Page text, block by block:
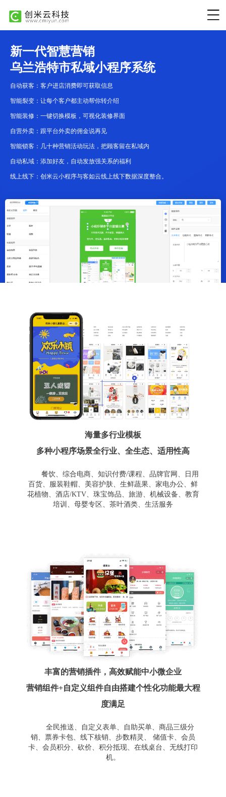
新一代智慧营销
乌兰浩特市私域小程序系统
自动获客：客户进店消费即可获取信息
智能裂变：让每个客户都主动帮你转介绍
智能装修：一键切换模板，可视化装修界面
自营外卖：跟平台外卖的佣金说再见
智能锁客：几十种营销活动玩法，把顾客留在私域内
自动私域：添加好友，自动发放强关系的福利
线上线下：创米云小程序与客如云线上线下数据深度整合。
海量多行业模板
多种小程序场景全行业、全生态、适用性高
餐饮、综合电商、知识付费/课程、品牌官网、日用
百货、服装鞋帽、美容护肤、生鲜蔬果、家电办公、鲜
花植物、酒店/KTV、珠宝饰品、旅游、机械设备、教育
培训、母婴专区、茶叶酒类、生活服务
丰富的营销插件，高效赋能中小微企业
营销组件+自定义组件自由搭建个性化功能最大程
度满足
全民推送、自定义表单、自助买单、商品三级分
销、票券卡包、线下核销、步数精灵、 储值卡、会员
卡、会员积分、砍价、积分抵现、在线桌台、无线打印
机。